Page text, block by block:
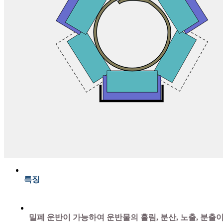
특징
밀폐 운반이 가능하여 운반물의 흘림, 분산, 노출, 분출